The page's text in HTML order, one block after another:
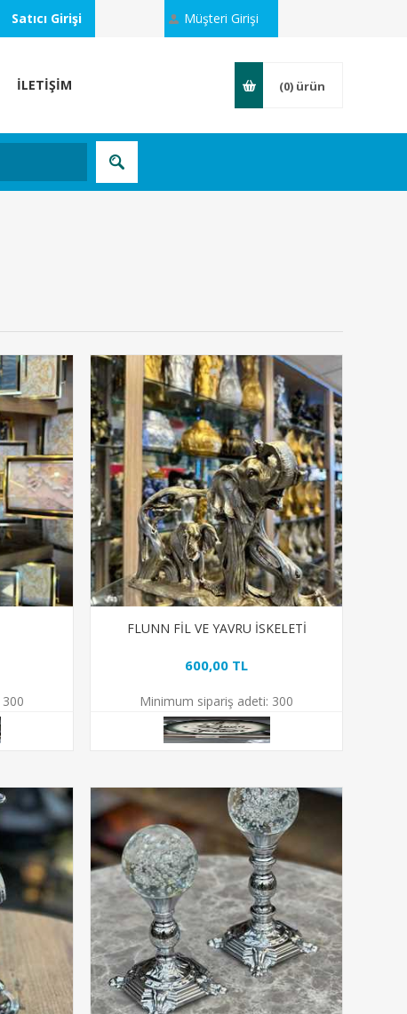
Satıcı Girişi Müşteri Girişi
İLETİŞİM (0) ürün
300
FLUNN FİL VE YAVRU İSKELETİ
600,00 TL
Minimum sipariş adeti: 300